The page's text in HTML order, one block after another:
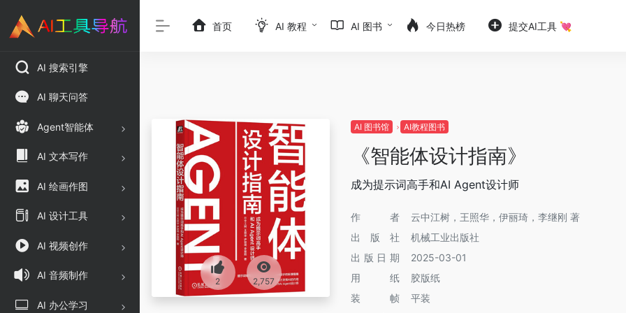
AI 搜索引擎
AI 聊天问答
Agent智能体
AI 文本写作
AI 绘画作图
AI 设计工具
AI 视频创作
AI 音频制作
AI 办公学习
首页 AI 教程 AI 图书 今日热榜 提交AI工具 💘
2 2,757
AI 图书馆 AI教程图书
《智能体设计指南》
成为提示词高手和AI Agent设计师
作者
云中江树，王照华，伊丽琦，李继刚 著
出版社
机械工业出版社
出版日期
2025-03-01
用纸
胶版纸
装帧
平装